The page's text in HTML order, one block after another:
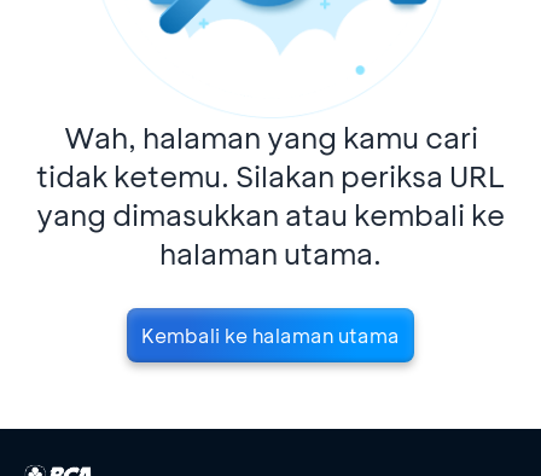
Wah, halaman yang kamu cari
tidak ketemu. Silakan periksa URL
yang dimasukkan atau kembali ke
halaman utama.
Kembali ke halaman utama